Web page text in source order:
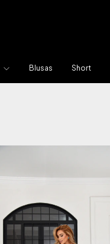
Blusas Short